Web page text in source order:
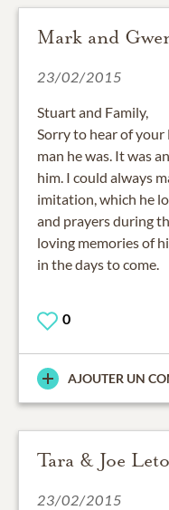
Mark and
23/02/2015
Stuart and Family,
Sorry to hear of your
man he was. It was
him. I could always
imitation, which he
and prayers during
loving memories of
in the days to come.
0
AJOUTER UN
Tara & Joe Leto
23/02/2015